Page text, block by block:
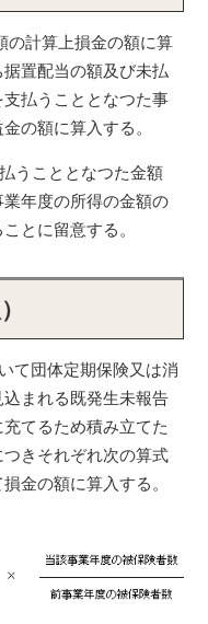
計算上損金の額に算
置配当の額及び未払
払うこととなつた事
の額に算入する。
うこととなつた金額
年度の所得の金額の
とに留意する。
て団体定期保険又は消
まれる既発生未報告
てるため積み立てた
きそれぞれ次の算式
金の額に算入する。